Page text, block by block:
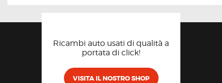
Ricambi auto usati di qualità a
portata di click!
VISITA IL NOSTRO SHOP